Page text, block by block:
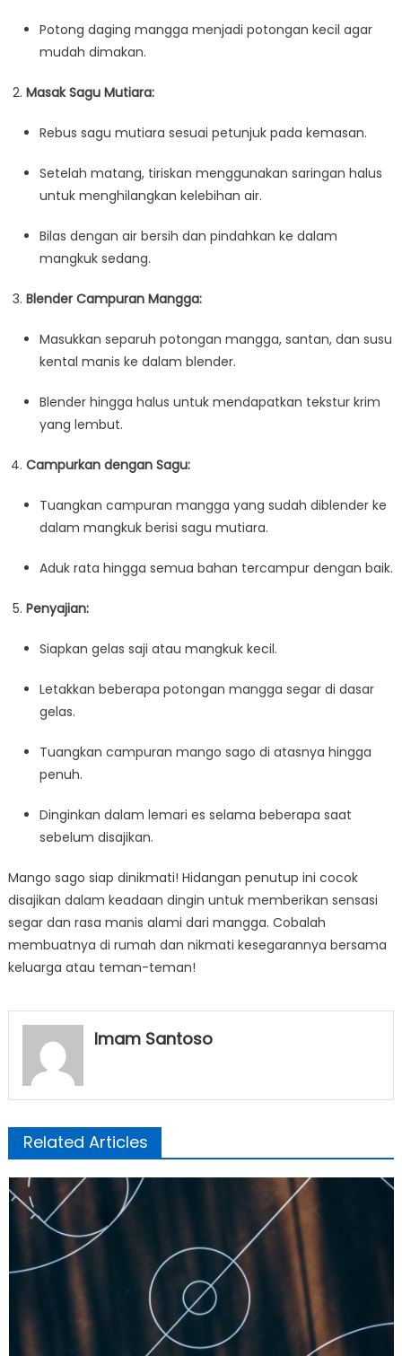
Potong daging mangga menjadi potongan kecil agar
mudah dimakan.
Masak Sagu Mutiara:
Rebus sagu mutiara sesuai petunjuk pada kemasan.
Setelah matang, tiriskan menggunakan saringan halus
untuk menghilangkan kelebihan air.
Bilas dengan air bersih dan pindahkan ke dalam
mangkuk sedang.
Blender Campuran Mangga:
Masukkan separuh potongan mangga, santan, dan susu
kental manis ke dalam blender.
Blender hingga halus untuk mendapatkan tekstur krim
yang lembut.
Campurkan dengan Sagu:
Tuangkan campuran mangga yang sudah diblender ke
dalam mangkuk berisi sagu mutiara.
Aduk rata hingga semua bahan tercampur dengan baik.
Penyajian:
Siapkan gelas saji atau mangkuk kecil.
Letakkan beberapa potongan mangga segar di dasar
gelas.
Tuangkan campuran mango sago di atasnya hingga
penuh.
Dinginkan dalam lemari es selama beberapa saat
sebelum disajikan.
Mango sago siap dinikmati! Hidangan penutup ini cocok
disajikan dalam keadaan dingin untuk memberikan sensasi
segar dan rasa manis alami dari mangga. Cobalah
membuatnya di rumah dan nikmati kesegarannya bersama
keluarga atau teman-teman!
Imam Santoso
Related Articles